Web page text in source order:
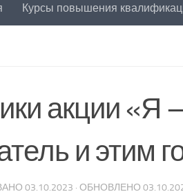
Курсы повышения
акции «Я
и этим
03.10.2023 · ОБНОВЛЕНО